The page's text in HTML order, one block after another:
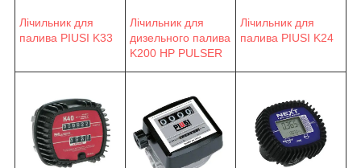
Лічильник для
палива PIUSI K33
Лічильник для
дизельного палива
K200 HP PULSER
Лічильник для
палива PIUSI K24